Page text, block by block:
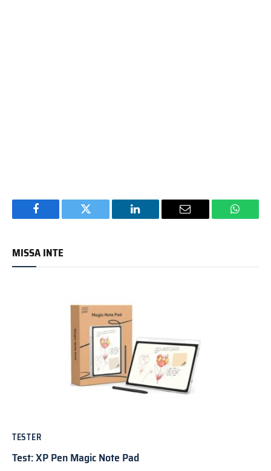
Facebook Twitter LinkedIn Email
MISSA INTE
TESTER
Test: XP Pen Magic Note Pad